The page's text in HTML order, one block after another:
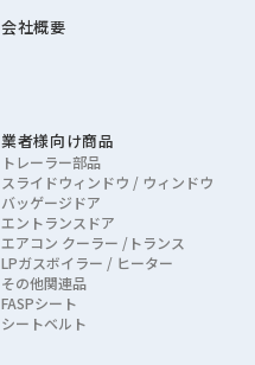
会社概要
業者様向け商品
トレーラー部品
スライドウィンドウ / ウィンドウ
バッゲージドア
エントランスドア
エアコン クーラー /トランス
LPガスボイラー / ヒーター
その他関連品
FASPシート
シートベルト